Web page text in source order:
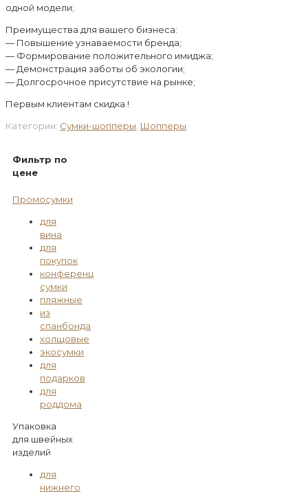
одной модели;
Преимущества для вашего бизнеса:
— Повышение узнаваемости бренда;
— Формирование положительного имиджа;
— Демонстрация заботы об экологии;
— Долгосрочное присутствие на рынке;
Первым клиентам скидка !
Категории: Сумки-шопперы Шопперы
Фильтр по
цене
Промосумки
для
вина
для
покупок
конференц
сумки
пляжные
из
спанбонда
холщовые
экосумки
для
подарков
для
роддома
Упаковка
для швейных
изделий
для
нижнего